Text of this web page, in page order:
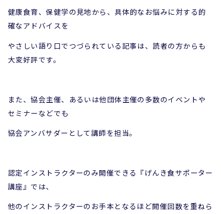
健康食育、保健学の見地から、 具体的なお悩みに対する的
確なアドバイスを
やさしい語り口でつづられている記事は、読者の方からも
大変好評です。
また、協会主催、あるいは他団体主催の多数のイベントや
セミナーなどでも
協会アンバサダーとして講師を担当。
認定インストラクターのみ開催できる『げんき食サポーター
講座』では、
他のインストラクターのお手本となるほど開催回数を重ねら